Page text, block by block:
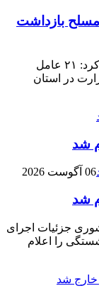
مسلح بازداشت
محمودآباد آنلاین : وزارت اطلاعات اعلام کرد: ۲۱ عامل
در استان
شد
06 آگوست 2026
شد
جزئیات اجرای
را اعلام